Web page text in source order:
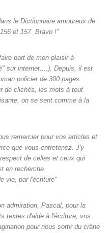
le Dictionnaire amoureux de
et 157. Bravo !"
part de mon plaisir à
sur internet....). Depuis, il est
policier de 300 pages.
de clichés, les mots à tout
on se sent comme à la
remercier pour vos articles et
que vous entretenez. J'y
de celles et ceux qui
en recherche
vie, par l'écriture"
admiration, Pascal, pour la
textes d'aide à l'écriture, vos
pour nous sortir du crâne